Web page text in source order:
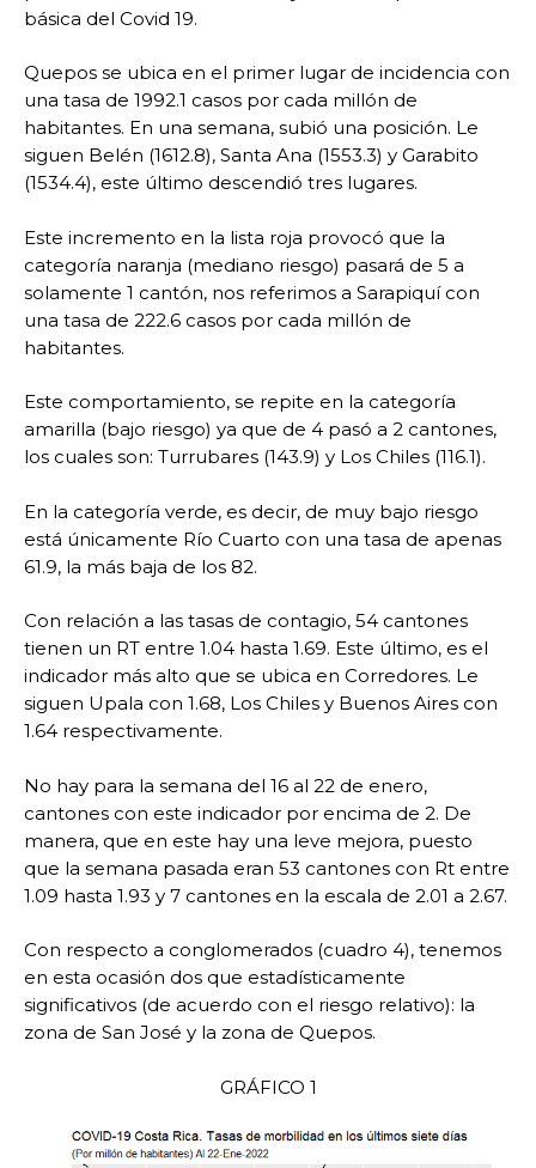
básica del Covid 19.
Quepos se ubica en el primer lugar de incidencia con
una tasa de 1992.1 casos por cada millón de
habitantes. En una semana, subió una posición. Le
siguen Belén (1612.8), Santa Ana (1553.3) y Garabito
(1534.4), este último descendió tres lugares.
Este incremento en la lista roja provocó que la
categoría naranja (mediano riesgo) pasará de 5 a
solamente 1 cantón, nos referimos a Sarapiquí con
una tasa de 222.6 casos por cada millón de
habitantes.
Este comportamiento, se repite en la categoría
amarilla (bajo riesgo) ya que de 4 pasó a 2 cantones,
los cuales son: Turrubares (143.9) y Los Chiles (116.1).
En la categoría verde, es decir, de muy bajo riesgo
está únicamente Río Cuarto con una tasa de apenas
61.9, la más baja de los 82.
Con relación a las tasas de contagio, 54 cantones
tienen un RT entre 1.04 hasta 1.69. Este último, es el
indicador más alto que se ubica en Corredores. Le
siguen Upala con 1.68, Los Chiles y Buenos Aires con
1.64 respectivamente.
No hay para la semana del 16 al 22 de enero,
cantones con este indicador por encima de 2. De
manera, que en este hay una leve mejora, puesto
que la semana pasada eran 53 cantones con Rt entre
1.09 hasta 1.93 y 7 cantones en la escala de 2.01 a 2.67.
Con respecto a conglomerados (cuadro 4), tenemos
en esta ocasión dos que estadísticamente
significativos (de acuerdo con el riesgo relativo): la
zona de San José y la zona de Quepos.
GRÁFICO 1